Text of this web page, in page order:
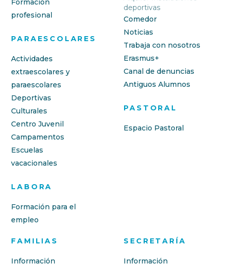
profesional
PARAESCOLARES
Actividades
extraescolares y
paraescolares
Deportivas
Culturales
Centro Juvenil
Campamentos
Escuelas
vacacionales
LABORA
Formación para el
empleo
deportivas
Comedor
Noticias
Trabaja con nosotros
Erasmus+
Canal de denuncias
Antiguos Alumnos
PASTORAL
Espacio Pastoral
FAMILIAS
Información
SECRETARÍA
Información